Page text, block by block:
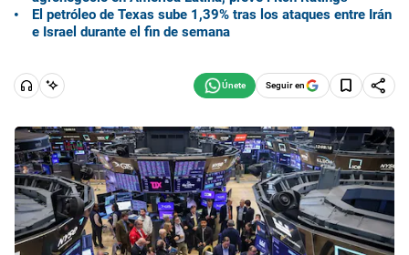
El petróleo de Texas sube 1,39% tras los ataques entre Irán
e Israel durante el fin de semana
Seguir en